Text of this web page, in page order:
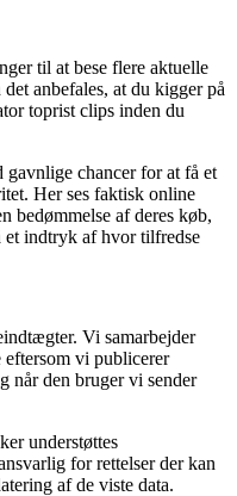
til at bese flere aktuelle
anbefales, at du kigger på
toprist clips inden du
gavnlige chancer for at få et
Her ses faktisk online
bedømmelse af deres køb,
et indtryk af hvor tilfredse
Vi samarbejder
eftersom vi publicerer
når den bruger vi sender
understøttes
for rettelser der kan
af de viste data.